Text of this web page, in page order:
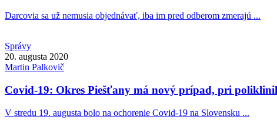
Darcovia sa už nemusia objednávať, iba im pred odberom zmerajú ...
Správy
20. augusta 2020
Martin Palkovič
Covid-19: Okres Piešťany má nový prípad, pri
V stredu 19. augusta bolo na ochorenie Covid-19 na Slovensku ...